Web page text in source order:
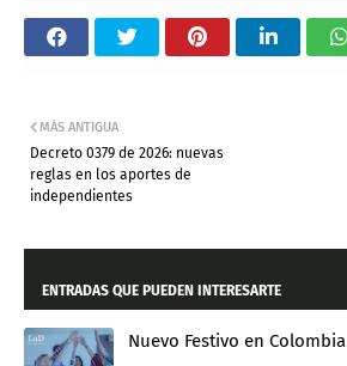
MÁS ANTIGUA
Decreto 0379 de 2026: nuevas
reglas en los aportes de
independientes
ENTRADAS QUE PUEDEN INTERESARTE
Nuevo Festivo en Colombia